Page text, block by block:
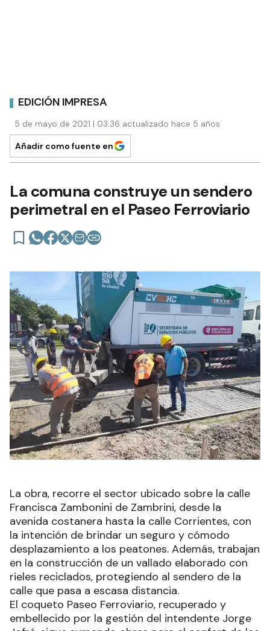
EDICIÓN IMPRESA
5 de mayo de 2021 | 03:36 actualizado hace 5 años
Añadir como fuente en
La comuna construye un sendero
perimetral en el Paseo Ferroviario
La obra, recorre el sector ubicado sobre la calle
Francisca Zambonini de Zambrini, desde la
avenida costanera hasta la calle Corrientes, con
la intención de brindar un seguro y cómodo
desplazamiento a los peatones. Además, trabajan
en la construcción de un vallado elaborado con
rieles reciclados, protegiendo al sendero de la
calle que pasa a escasa distancia.
El coqueto Paseo Ferroviario, recuperado y
embellecido por la gestión del intendente Jorge